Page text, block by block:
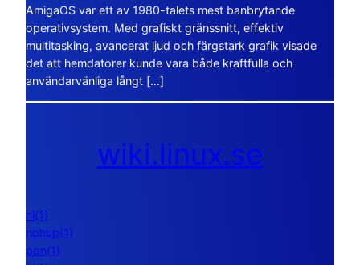
AmigaOS var ett av 1980-talets mest banbrytande
operativsystem. Med grafiskt gränssnitt, effektiv
multitasking, avancerat ljud och färgstark grafik visade
det att hemdatorer kunde vara både kraftfulla och
användarvänliga långt […]
wiki.linux.se
nl(1)
nohup(1)
pon(1)